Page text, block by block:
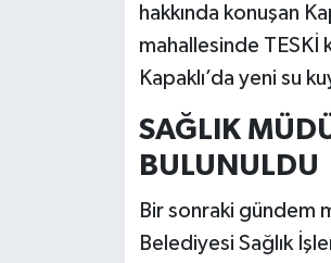
hakkında konuşan
mahallesinde TESKİ
Kapaklı’da yeni su
SAĞLIK
BULUNULDU
Bir sonraki gündem
Belediyesi Sağlık